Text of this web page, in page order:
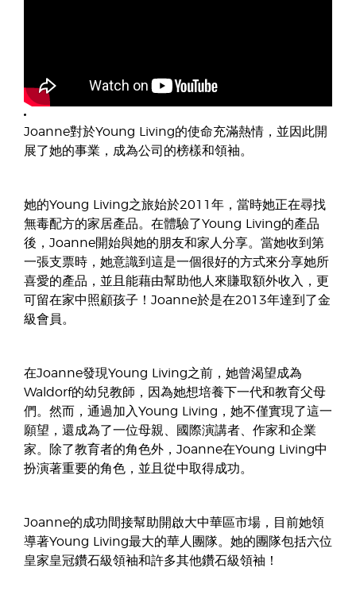
Joanne對於Young Living的使命充滿熱情，並因此開
展了她的事業，成為公司的榜樣和領袖。
她的Young Living之旅始於2011年，當時她正在尋找
無毒配方的家居產品。在體驗了Young Living的產品
後，Joanne開始與她的朋友和家人分享。當她收到第
一張支票時，她意識到這是一個很好的方式來分享她所
喜愛的產品，並且能藉由幫助他人來賺取額外收入，更
可留在家中照顧孩子！Joanne於是在2013年達到了金
級會員。
在Joanne發現Young Living之前，她曾渴望成為
Waldorf的幼兒教師，因為她想培養下一代和教育父母
們。然而，通過加入Young Living，她不僅實現了這一
願望，還成為了一位母親、國際演講者、作家和企業
家。除了教育者的角色外，Joanne在Young Living中
扮演著重要的角色，並且從中取得成功。
Joanne的成功間接幫助開啟大中華區市場，目前她領
導著Young Living最大的華人團隊。她的團隊包括六位
皇家皇冠鑽石級領袖和許多其他鑽石級領袖！